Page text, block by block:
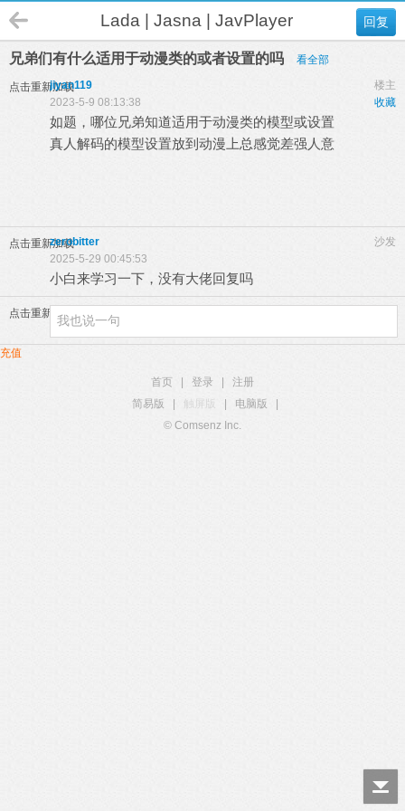
回复
Lada | Jasna | JavPlayer
兄弟们有什么适用于动漫类的或者设置的吗 看全部
点击重新加载 楼主
jiyan119
收藏
2023-5-9 08:13:38
如题，哪位兄弟知道适用于动漫类的模型或设置
真人解码的模型设置放到动漫上总感觉差强人意
点击重新加载 沙发
zerobitter
2025-5-29 00:45:53
小白来学习一下，没有大佬回复吗
点击重新加载
充值
首页 登录
注册
简易版
触屏版 电脑版
© Comsenz Inc.